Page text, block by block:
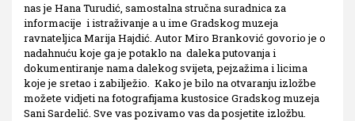
nas je Hana Turudić, samostalna stručna suradnica za
informacije i istraživanje a u ime Gradskog muzeja
ravnateljica Marija Hajdić. Autor Miro Branković govorio je o
nadahnuću koje ga je potaklo na daleka putovanja i
dokumentiranje nama dalekog svijeta, pejzažima i licima
koje je sretao i zabilježio. Kako je bilo na otvaranju izložbe
možete vidjeti na fotografijama kustosice Gradskog muzeja
Sani Sardelić. Sve vas pozivamo vas da posjetite izložbu.